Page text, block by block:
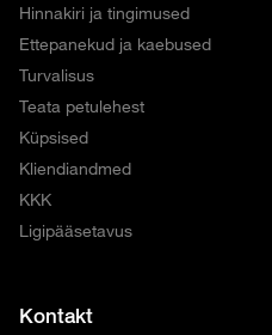
Hinnakiri ja tingimused
Ettepanekud ja kaebused
Turvalisus
Teata petulehest
Küpsised
Kliendiandmed
KKK
Ligipääsetavus
Kontakt